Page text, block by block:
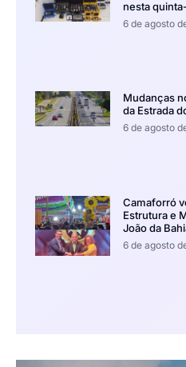
nesta
6 de agosto
Mudanças
da Estrada
6 de agosto
Camaforró
Estrutura e
João da
6 de agosto